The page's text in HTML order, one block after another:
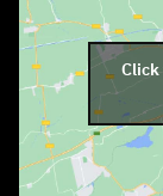
Click